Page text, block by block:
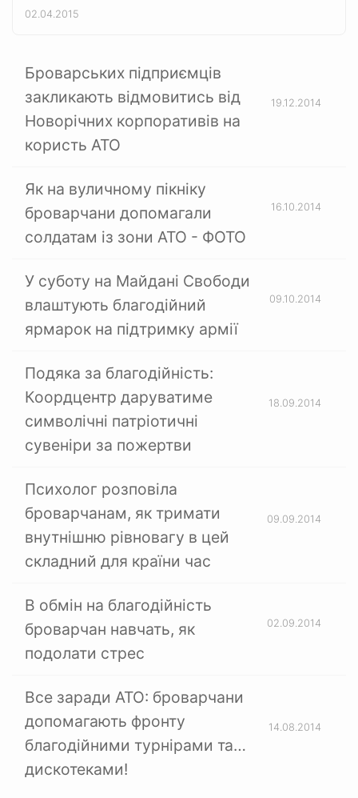
02.04.2015
Броварських підприємців
закликають відмовитись від
Новорічних корпоративів на
користь АТО
19.12.2014
Як на вуличному пікніку
броварчани допомагали
солдатам із зони АТО - ФОТО
16.10.2014
У суботу на Майдані Свободи
влаштують благодійний
ярмарок на підтримку армії
09.10.2014
Подяка за благодійність:
Коордцентр даруватиме
символічні патріотичні
сувеніри за пожертви
18.09.2014
Психолог розповіла
броварчанам, як тримати
внутнішню рівновагу в цей
складний для країни час
09.09.2014
В обмін на благодійність
броварчан навчать, як
подолати стрес
02.09.2014
Все заради АТО: броварчани
допомагають фронту
благодійними турнірами та…
дискотеками!
14.08.2014